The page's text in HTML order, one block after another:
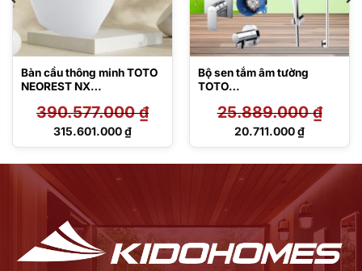
Bàn cầu thông minh TOTO
NEOREST NX
0VR390.577.000₫
Giá
315.601.000₫
Giá
Bộ sen tắm âm tường
TOTO
TBW01014B/TBW08003A1
/TBG04304BA/TBN01001
25.889.000₫
Giá
25.889.000 ₫.
20.711.000₫
Giá
20.711.000 ₫.